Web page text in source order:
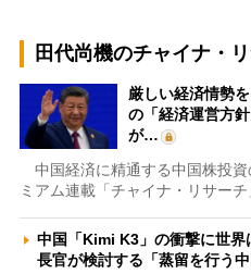
田代尚機のチャイナ・
厳しい経済情勢
の「経済運営方
が…
中国経済に精通する中国株投
ミアム連載「チャイナ・リサー
中国「Kimi K3」の衝撃に世
長官が検討する「蒸留を行う